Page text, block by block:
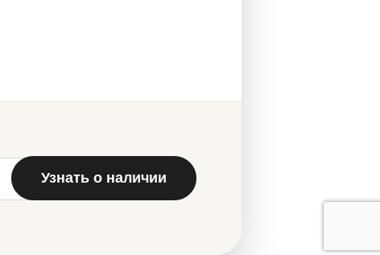
Узнать о наличии